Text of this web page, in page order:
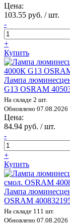
Цена:
103.55 руб. / шт.
-
+
Купить
Лампа
G13 OSRAM
На складе 2 шт.
Обновлено 07.08.2026
Цена:
84.94 руб. / шт.
-
+
Купить
Лампа
OSRAM
На складе 111 шт.
Обновлено 07.08.2026